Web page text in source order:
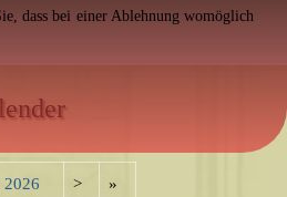
2026 > »
dass bei einer Ablehnung womöglich